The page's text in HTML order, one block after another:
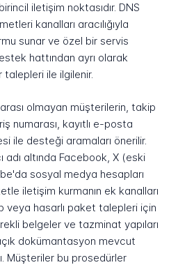
iletişim noktasıdır. DNS
kanalları aracılığıyla
sunar ve özel bir servis
hattından ayrı olarak
talepleri ile ilgilenir.
olmayan müşterilerin, takip
numarası, kayıtlı e-posta
ile desteği aramaları önerilir.
adı altında Facebook, X (eski
sosyal medya hesapları
iletişim kurmanın ek kanalları
veya hasarlı paket talepleri için
belgeler ve tazminat yapıları
dokümantasyon mevcut
Müşteriler bu prosedürler